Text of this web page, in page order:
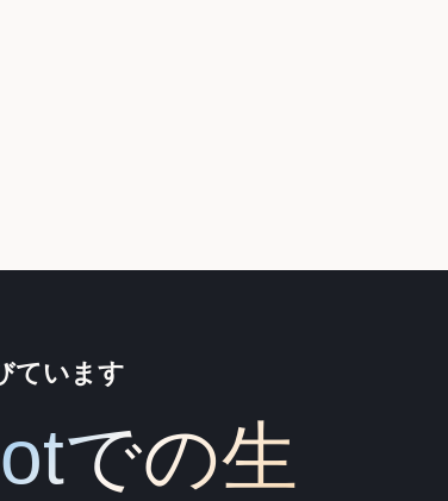
ています
での生